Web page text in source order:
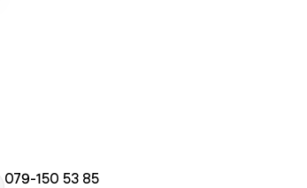
079-150 53 85